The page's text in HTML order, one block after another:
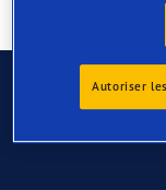
Contactez-nous
Autoriser